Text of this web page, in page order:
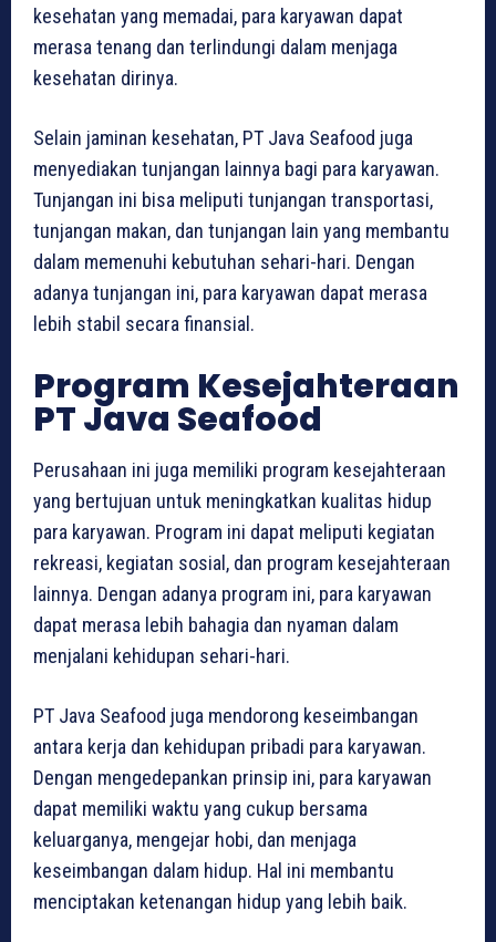
kesehatan yang memadai, para karyawan dapat
merasa tenang dan terlindungi dalam menjaga
kesehatan dirinya.
Selain jaminan kesehatan, PT Java Seafood juga
menyediakan tunjangan lainnya bagi para karyawan.
Tunjangan ini bisa meliputi tunjangan transportasi,
tunjangan makan, dan tunjangan lain yang membantu
dalam memenuhi kebutuhan sehari-hari. Dengan
adanya tunjangan ini, para karyawan dapat merasa
lebih stabil secara finansial.
Program Kesejahteraan
PT Java Seafood
Perusahaan ini juga memiliki program kesejahteraan
yang bertujuan untuk meningkatkan kualitas hidup
para karyawan. Program ini dapat meliputi kegiatan
rekreasi, kegiatan sosial, dan program kesejahteraan
lainnya. Dengan adanya program ini, para karyawan
dapat merasa lebih bahagia dan nyaman dalam
menjalani kehidupan sehari-hari.
PT Java Seafood juga mendorong keseimbangan
antara kerja dan kehidupan pribadi para karyawan.
Dengan mengedepankan prinsip ini, para karyawan
dapat memiliki waktu yang cukup bersama
keluarganya, mengejar hobi, dan menjaga
keseimbangan dalam hidup. Hal ini membantu
menciptakan ketenangan hidup yang lebih baik.